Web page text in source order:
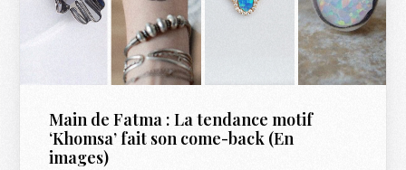
Main de Fatma : La tendance motif
‘Khomsa’ fait son come-back (En
images)